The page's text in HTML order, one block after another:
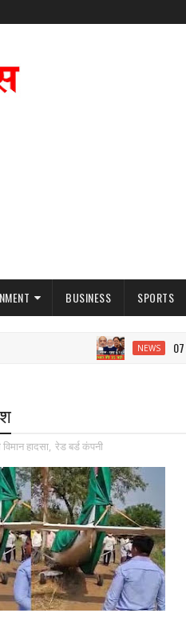
BUSINESS SPORTS
NEWS 07
विमान हादसा, रेड बर्ड कंपनी